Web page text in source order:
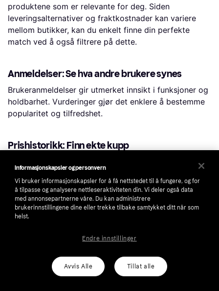
produktene som er relevante for deg. Siden
leveringsalternativer og fraktkostnader kan variere
mellom butikker, kan du enkelt finne din perfekte
match ved å også filtrere på dette.
Anmeldelser: Se hva andre brukere synes
Brukeranmeldelser gir utmerket innsikt i funksjoner og
holdbarhet. Vurderinger gjør det enklere å bestemme
popularitet og tilfredshet.
Prishistorikk: Finn ekte kupp
Vil du være sikker på at du gjør et godt kjøp? Sjekk
prishistorikken for å se hvordan prisene har endret seg
over tid. Ved å klikke på «Velg butikk» kan du til og
med dykke inn i prishistorikken til en bestemt butikk.
Populære søk i Vifter
Xiaomi Fan Handheld Xiaomi Mi 2
Informasjonskapsler og personvern
Vi bruker informasjonskapsler for å få nettstedet til å fungere, og for
å tilpasse og analysere nettleseraktiviteten din. Vi deler også data
med annonsepartnerne våre. Du kan administrere
brukerinnstillingene dine eller trekke tilbake samtykket ditt når som
helst.
Avvis Alle Tillat alle
Endre innstillinger